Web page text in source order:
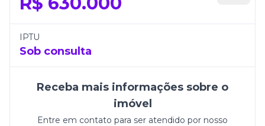
IPTU
Sob consulta
Receba mais informações sobre o
imóvel
Entre em contato para ser atendido por nosso